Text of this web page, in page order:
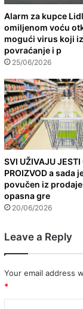
Alarm za kupce
omiljenom voću
mogući virus koji
povraćanje i p
25/06/2026
SVI UŽIVAJU JESTI
PROIZVOD a sada
povučen iz
opasna gre
20/06/2026
Leave a Reply
Your email address
*